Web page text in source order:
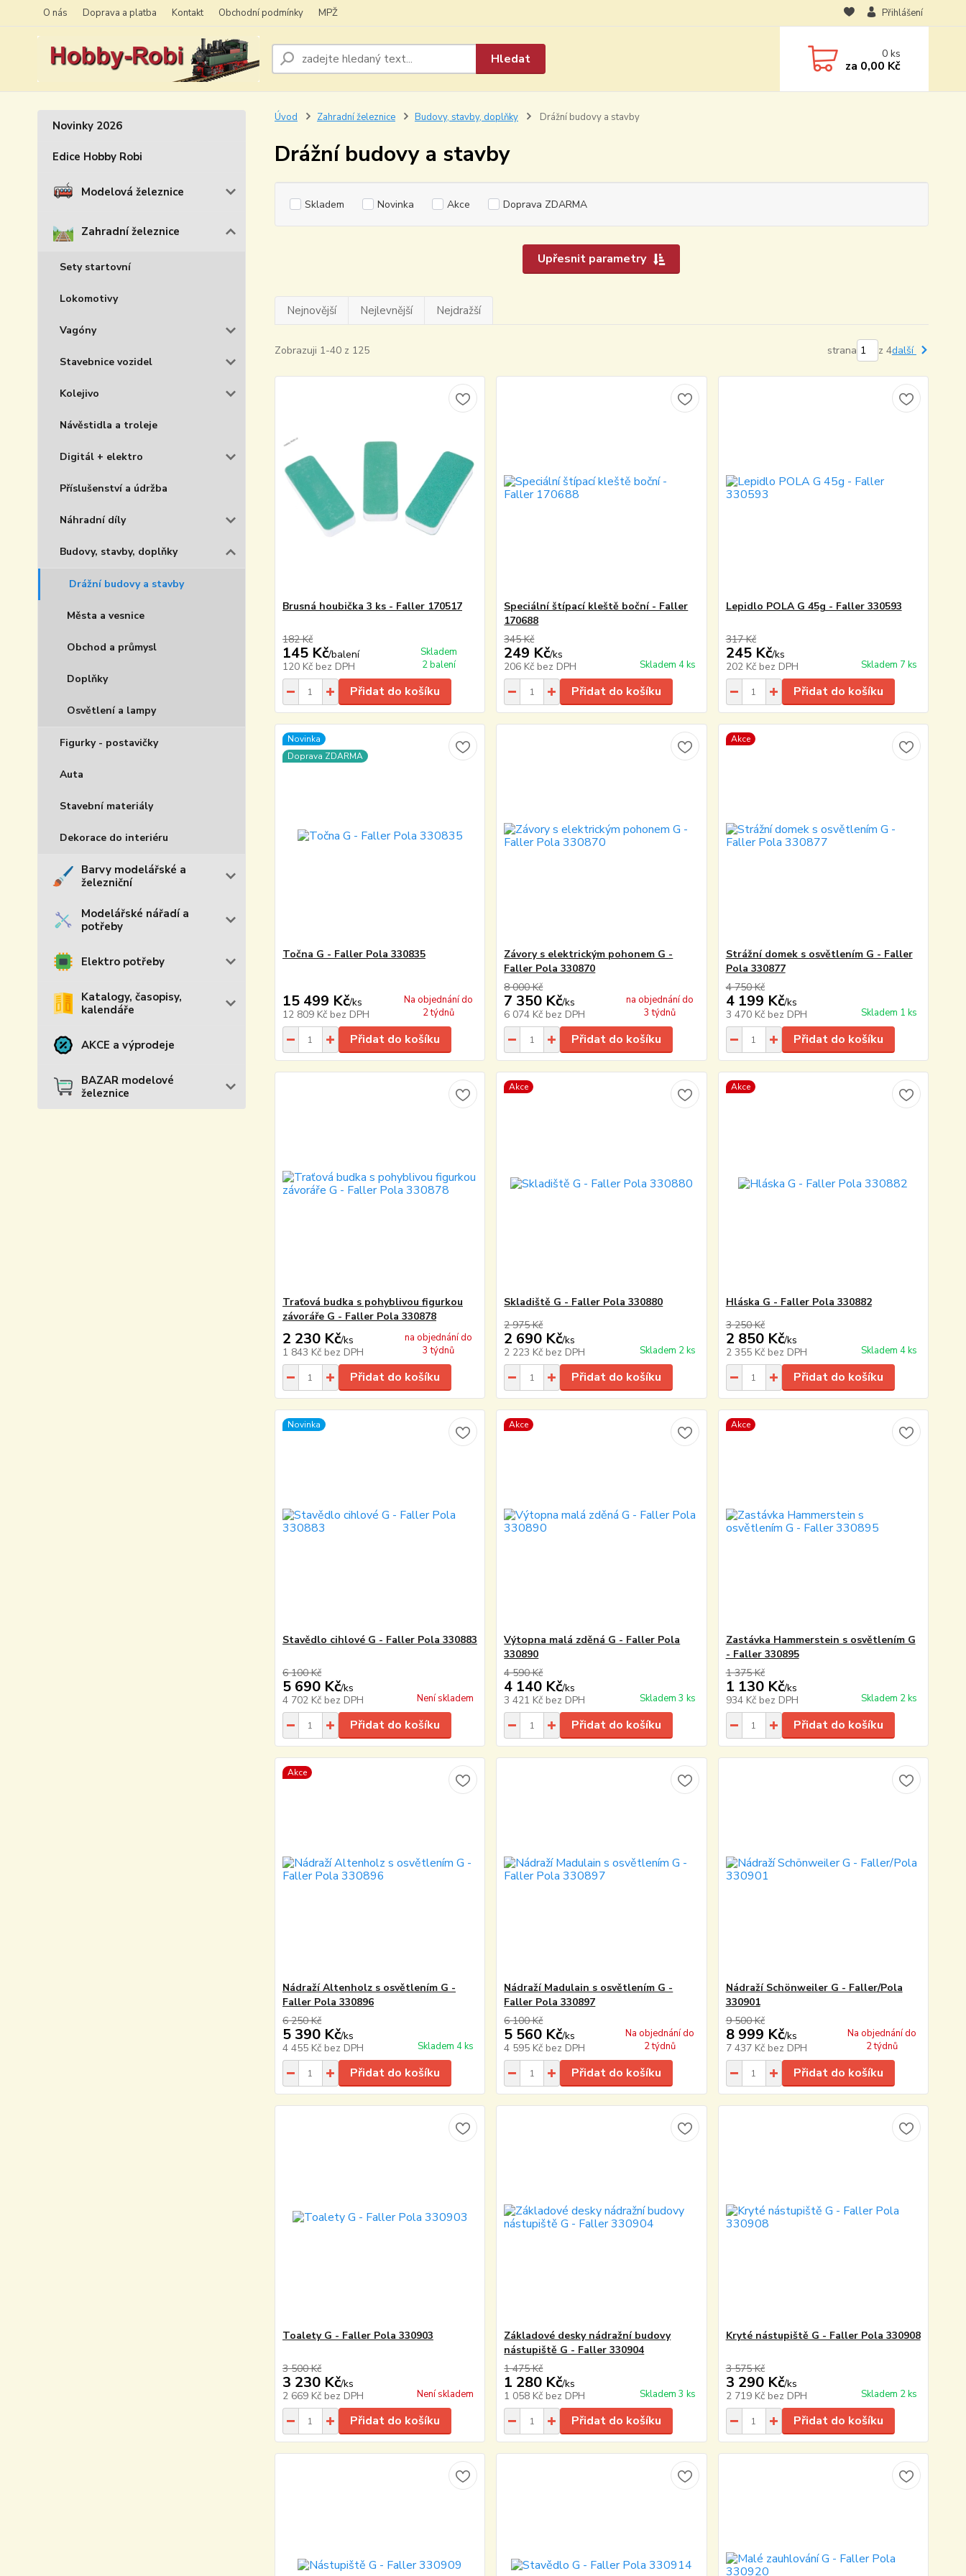
O nás Doprava a platba Kontakt Obchodní podmínky MPŽ Přihlášení
Hledat 0ks
za 0,00 Kč
Novinky 2026
Edice Hobby Robi
Modelová železnice
Zahradní železnice
Sety startovní
Lokomotivy
Vagóny
Stavebnice vozidel
Kolejivo
Návěstidla a troleje
Digitál + elektro
Příslušenství a údržba
Náhradní díly
Budovy, stavby, doplňky
Drážní budovy a stavby
Města a vesnice
Obchod a průmysl
Doplňky
Osvětlení a lampy
Figurky - postavičky
Auta
Stavební materiály
Dekorace do interiéru
Barvy modelářské a
železniční
Modelářské nářadí a
potřeby
Elektro potřeby
Katalogy, časopisy,
kalendáře
AKCE a výprodeje
BAZAR modelové
železnice
Úvod Zahradní železnice Budovy, stavby, doplňky Drážní budovy a stavby
Drážní budovy a stavby
Upřesnit parametry
Skladem Novinka Akce Doprava ZDARMA
Nejnovější Nejlevnější Nejdražší
Zobrazuji 1-40 z 125 strana z 4další
Brusná houbička 3 ks - Faller 170517
182 Kč
145 Kč/balení
120 Kč bez DPH
Skladem
2 balení
Přidat do košíku
Speciální štípací kleště boční - Faller
170688
345 Kč
249 Kč/ks
206 Kč bez DPH Skladem 4 ks
Přidat do košíku
Lepidlo POLA G 45g - Faller 330593
317 Kč
245 Kč/ks
202 Kč bez DPH Skladem 7 ks
Přidat do košíku
Novinka
Doprava ZDARMA
Točna G - Faller Pola 330835
15 499 Kč/ks
12 809 Kč bez DPH
Na objednání do
2 týdnů
Přidat do košíku
Závory s elektrickým pohonem G -
Faller Pola 330870
8 000 Kč
7 350 Kč/ks
6 074 Kč bez DPH
na objednání do
3 týdnů
Přidat do košíku
Akce
Strážní domek s osvětlením G - Faller
Pola 330877
4 750 Kč
4 199 Kč/ks
3 470 Kč bez DPH Skladem 1 ks
Přidat do košíku
Traťová budka s pohyblivou figurkou
závoráře G - Faller Pola 330878
2 230 Kč/ks
1 843 Kč bez DPH
na objednání do
3 týdnů
Přidat do košíku
Akce
Skladiště G - Faller Pola 330880
2 975 Kč
2 690 Kč/ks
2 223 Kč bez DPH Skladem 2 ks
Přidat do košíku
Akce
Hláska G - Faller Pola 330882
3 250 Kč
2 850 Kč/ks
2 355 Kč bez DPH Skladem 4 ks
Přidat do košíku
Novinka
Stavědlo cihlové G - Faller Pola 330883
6 100 Kč
5 690 Kč/ks
4 702 Kč bez DPH Není skladem
Přidat do košíku
Akce
Výtopna malá zděná G - Faller Pola
330890
4 590 Kč
4 140 Kč/ks
3 421 Kč bez DPH Skladem 3 ks
Přidat do košíku
Akce
Zastávka Hammerstein s osvětlením G
- Faller 330895
1 375 Kč
1 130 Kč/ks
934 Kč bez DPH Skladem 2 ks
Přidat do košíku
Akce
Nádraží Altenholz s osvětlením G -
Faller Pola 330896
6 250 Kč
5 390 Kč/ks
4 455 Kč bez DPH Skladem 4 ks
Přidat do košíku
Nádraží Madulain s osvětlením G -
Faller Pola 330897
6 100 Kč
5 560 Kč/ks
4 595 Kč bez DPH
Na objednání do
2 týdnů
Přidat do košíku
Nádraží Schönweiler G - Faller/Pola
330901
9 500 Kč
8 999 Kč/ks
7 437 Kč bez DPH
Na objednání do
2 týdnů
Přidat do košíku
Toalety G - Faller Pola 330903
3 500 Kč
3 230 Kč/ks
2 669 Kč bez DPH Není skladem
Přidat do košíku
Základové desky nádražní budovy
nástupiště G - Faller 330904
1 475 Kč
1 280 Kč/ks
1 058 Kč bez DPH Skladem 3 ks
Přidat do košíku
Kryté nástupiště G - Faller Pola 330908
3 575 Kč
3 290 Kč/ks
2 719 Kč bez DPH Skladem 2 ks
Přidat do košíku